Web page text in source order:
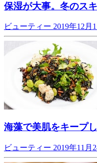
保湿が大事。冬のス
ビューティー 2019年12月
海藻で美肌をキープ
ビューティー 2019年11月